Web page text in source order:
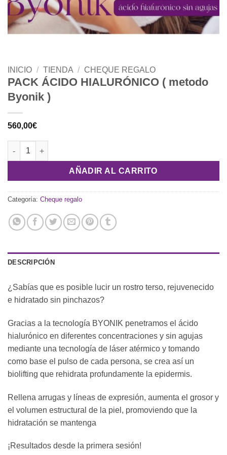
INICIO / TIENDA / CHEQUE REGALO
PACK ÁCIDO HIALURÓNICO ( metodo
Byonik )
560,00€
PACK ÁCIDO HIALURÓNICO ( metodo Byonik ) cantidad
AÑADIR AL CARRITO
Categoría: Cheque regalo
DESCRIPCIÓN
¿Sabías que es posible lucir un rostro terso, rejuvenecido
e hidratado sin pinchazos?
Gracias a la tecnología BYONIK penetramos el ácido
hialurónico en diferentes concentraciones y sin agujas
mediante una tecnología de láser atérmico y tomando
como base el pulso de cada persona, se crea así un
biolifting que rehidrata profundamente la epidermis.
Rellena arrugas y líneas de expresión, aumenta el grosor y
el volumen estructural de la piel, promoviendo que la
hidratación se mantenga
¡Resultados desde la primera sesión!